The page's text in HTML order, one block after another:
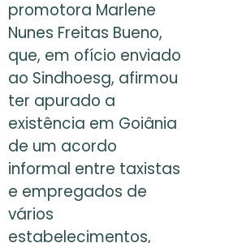
promotora Marlene
Nunes Freitas Bueno,
que, em ofício enviado
ao Sindhoesg, afirmou
ter apurado a
existência em Goiânia
de um acordo
informal entre taxistas
e empregados de
vários
estabelecimentos,